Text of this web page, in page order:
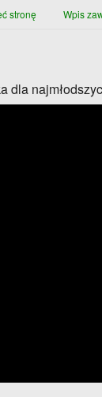
stronę Wpis
dla